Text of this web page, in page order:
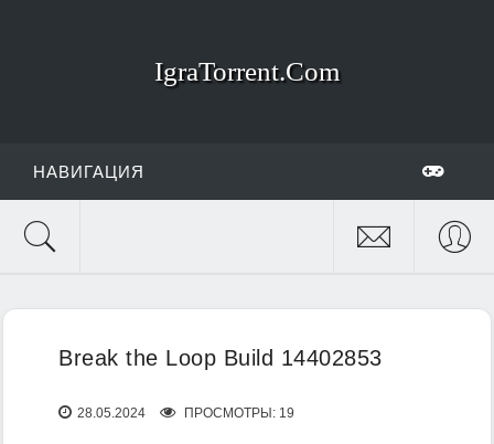
IgraTorrent.Com
НАВИГАЦИЯ
Break the Loop Build 14402853
28.05.2024 ПРОСМОТРЫ: 19